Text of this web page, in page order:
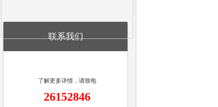
联系我们
了解更多详情，请致电
26152846